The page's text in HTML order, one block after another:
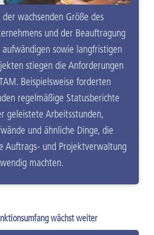
wachsenden Größe des
und der Beauftragung
aufwändigen sowie langfristigen
stiegen die Anforderungen
Beispielsweise forderten
regelmäßige Statusberichte
geleistete Arbeitsstunden,
und ähnliche Dinge, die
Auftrags- und Projektverwaltung
machten.
wächst weiter